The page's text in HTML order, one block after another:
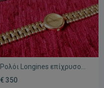
Ρολόι Longines επίχρυσο
σε ασήμι 812
μεταχειρισμένο με θήκη
€ 350